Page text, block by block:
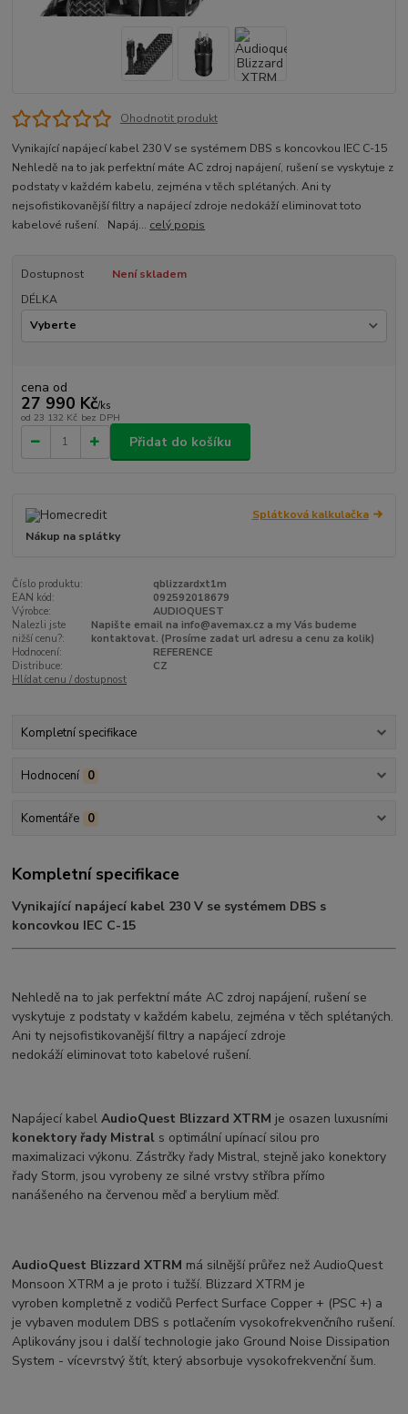
Ohodnotit produkt
Vynikající napájecí kabel 230 V se systémem DBS s koncovkou IEC C-15
Nehledě na to jak perfektní máte AC zdroj napájení, rušení se vyskytuje z
podstaty v každém kabelu, zejména v těch splétaných. Ani ty
nejsofistikovanější filtry a napájecí zdroje nedokáží eliminovat toto
kabelové rušení. Napáj... celý popis
Dostupnost
Není skladem
DÉLKA
cena od
27 990 Kč/ks
od 23 132 Kč bez DPH
Přidat do košíku
Splátková kalkulačka
Nákup na splátky
Číslo produktu:
qblizzardxt1m
EAN kód:
092592018679
Výrobce:
AUDIOQUEST
Nalezli jste
nižší cenu?:
Napište email na info@avemax.cz a my Vás budeme
kontaktovat. (Prosíme zadat url adresu a cenu za kolik)
Hodnocení:
REFERENCE
Distribuce:
CZ
Hlídat cenu / dostupnost
Kompletní specifikace
Hodnocení 0
Komentáře 0
Kompletní specifikace
Vynikající napájecí kabel 230 V se systémem DBS s
koncovkou IEC C-15
Nehledě na to jak perfektní máte AC zdroj napájení, rušení se
vyskytuje z podstaty v každém kabelu, zejména v těch splétaných.
Ani ty nejsofistikovanější filtry a napájecí zdroje
nedokáží eliminovat toto kabelové rušení.
Napájecí kabelAudioQuest Blizzard XTRM je osazen luxusními
konektory řady Mistral s optimální upínací silou pro
maximalizaci výkonu. Zástrčky řady Mistral, stejně jako konektory
řady Storm, jsou vyrobeny ze silné vrstvy stříbra přímo
nanášeného na červenou měď a berylium měď.
AudioQuest Blizzard XTRM má silnější průřez než AudioQuest
Monsoon XTRM a je proto i tužší. Blizzard XTRM je
vyroben kompletně z vodičů Perfect Surface Copper + (PSC +) a
je vybaven modulem DBS s potlačením vysokofrekvenčního rušení.
Aplikovány jsou i další technologie jako Ground Noise Dissipation
System - vícevrstvý štít, který absorbuje vysokofrekvenční šum.